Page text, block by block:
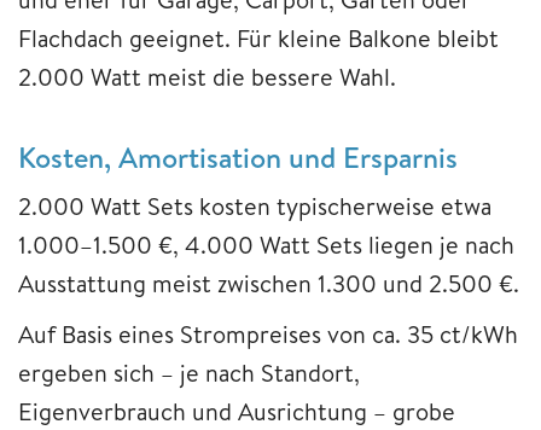
Flachdach geeignet. Für kleine Balkone bleibt
2.000 Watt meist die bessere Wahl.
Kosten, Amortisation und Ersparnis
2.000 Watt Sets kosten typischerweise etwa
1.000–1.500 €, 4.000 Watt Sets liegen je nach
Ausstattung meist zwischen 1.300 und 2.500 €.
Auf Basis eines Strompreises von ca. 35 ct/kWh
ergeben sich – je nach Standort,
Eigenverbrauch und Ausrichtung – grobe